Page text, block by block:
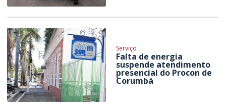
Serviço
Falta de energia
suspende atendimento
presencial do Procon de
Corumbá